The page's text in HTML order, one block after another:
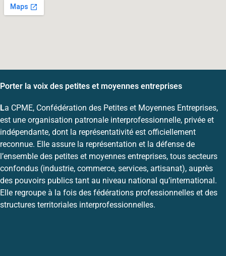
Porter la voix des petites et moyennes entreprises
La CPME, Confédération des Petites et Moyennes Entreprises,
est une organisation patronale interprofessionnelle, privée et
indépendante, dont la représentativité est officiellement
reconnue. Elle assure la représentation et la défense de
l’ensemble des petites et moyennes entreprises, tous secteurs
confondus (industrie, commerce, services, artisanat), auprès
des pouvoirs publics tant au niveau national qu’international.
Elle regroupe à la fois des fédérations professionnelles et des
structures territoriales interprofessionnelles.